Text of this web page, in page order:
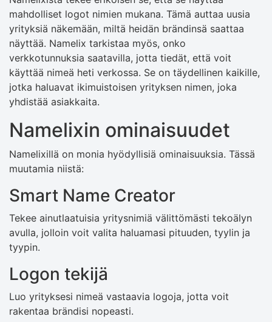
mahdolliset logot nimien mukana. Tämä auttaa uusia
yrityksiä näkemään, miltä heidän brändinsä saattaa
näyttää. Namelix tarkistaa myös, onko
verkkotunnuksia saatavilla, jotta tiedät, että voit
käyttää nimeä heti verkossa. Se on täydellinen kaikille,
jotka haluavat ikimuistoisen yrityksen nimen, joka
yhdistää asiakkaita.
Namelixin ominaisuudet
Namelixillä on monia hyödyllisiä ominaisuuksia. Tässä
muutamia niistä:
Smart Name Creator
Tekee ainutlaatuisia yritysnimiä välittömästi tekoälyn
avulla, jolloin voit valita haluamasi pituuden, tyylin ja
tyypin.
Logon tekijä
Luo yrityksesi nimeä vastaavia logoja, jotta voit
rakentaa brändisi nopeasti.